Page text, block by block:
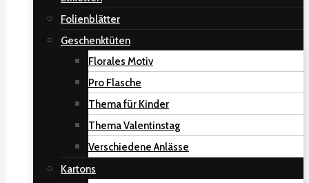
Folienblätter
Geschenktüten
Florales Motiv
Pro Flasche
Thema für Kinder
Thema Valentinstag
Verschiedene Anlässe
Kartons